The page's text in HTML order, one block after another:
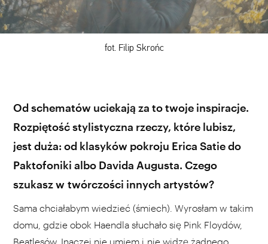
fot. Filip Skrońc
Od schematów uciekają za to twoje inspiracje.
Rozpiętość stylistyczna rzeczy, które lubisz,
jest duża: od klasyków pokroju Erica Satie do
Paktofoniki albo Davida Augusta. Czego
szukasz w twórczości innych artystów?
Sama chciałabym wiedzieć (śmiech). Wyrosłam w takim
domu, gdzie obok Haendla słuchało się Pink Floydów,
Beatlesów. Inaczej nie umiem i nie widzę żadnego